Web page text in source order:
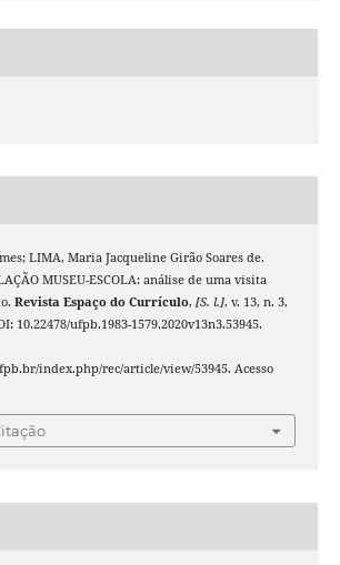
LIMA, Maria Jacqueline Girão Soares de.
MUSEU-ESCOLA: análise de uma visita
Revista Espaço do Currículo, [S. l.], v. 13, n. 3,
10.22478/ufpb.1983-1579.2020v13n3.53945.
index.php/rec/article/view/53945. Acesso